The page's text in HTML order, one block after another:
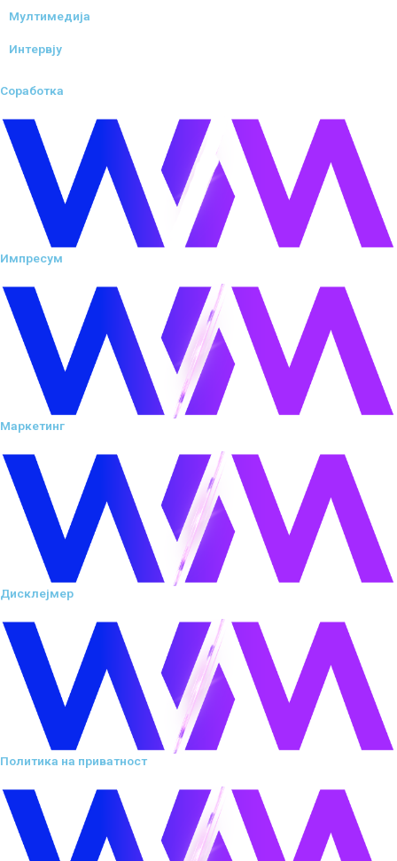
Мултимедија
Интервју
Соработка
Импресум
Маркетинг
Дисклејмер
Политика на приватност